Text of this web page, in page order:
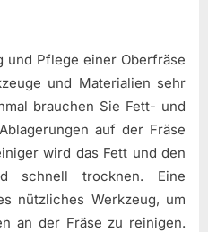
und Pflege einer Oberfräse
und Materialien sehr
brauchen Sie Fett- und
auf der Fräse
wird das Fett und den
schnell trocknen. Eine
nützliches Werkzeug, um
an der Fräse zu reinigen.